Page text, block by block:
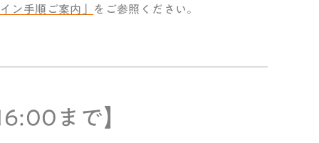
ン手順ご案内」 をご参照ください。
まで】